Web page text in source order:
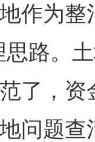
为整治
思路。
了，
问题